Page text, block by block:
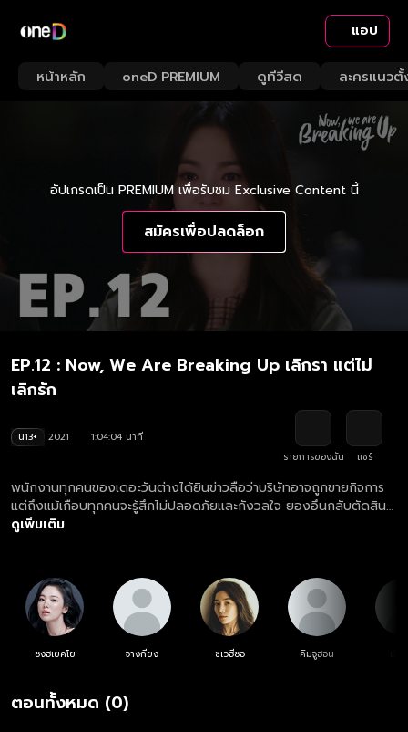
แอป
หน้าหลัก oneD PREMIUM ดูทีวีสด ละครแนวตั้
อัปเกรดเป็น PREMIUM เพื่อรับชม Exclusive Content นี้
สมัครเพื่อปลดล็อก
EP.12 : Now, We Are Breaking Up เลิกรา แต่ไม่
เลิกรัก
น13+ 2021
1:04:04 นาที
รายการของฉัน
แชร์
พนักงานทุกคนของเดอะวันต่างได้ยินข่าวลือว่าบริษัทอาจถูกขายกิจการ
แต่ถึงแม้เกือบทุกคนจะรู้สึกไม่ปลอดภัยและกังวลใจ ยองอึนกลับตัดสิน
ใจทำโปรเจกต์ในมือต่อ เธอวางแผนจะจัดแฟชั่นโชว์ออนไลน์และส่งบัตร
ดูเพิ่มเติม
ซงฮเยคโย จางกียง ชเวฮีซอ คิมจูฮอน
ตอนทั้งหมด (0)